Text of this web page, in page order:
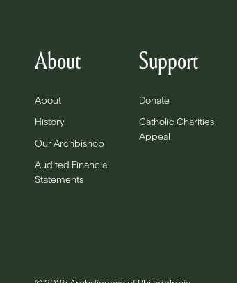
About
About
History
Our Archbishop
Audited Financial
Statements
Support
Donate
Catholic Charities
Appeal